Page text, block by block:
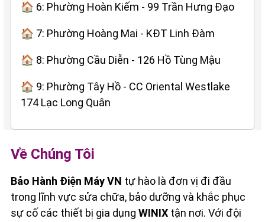
🏠 6: Phường Hoàn Kiếm - 99 Trần Hưng Đạo
🏠 7: Phường Hoàng Mai - KĐT Linh Đàm
🏠 8: Phường Cầu Diễn - 126 Hồ Tùng Mậu
🏠 9: Phường Tây Hồ - CC Oriental Westlake
174 Lạc Long Quân
Về Chúng Tôi
Bảo Hành Điện Máy VN tự hào là đơn vị đi đầu
trong lĩnh vực sửa chữa, bảo dưỡng và khắc phục
sự cố các thiết bị gia dụng WINIX tận nơi. Với đội